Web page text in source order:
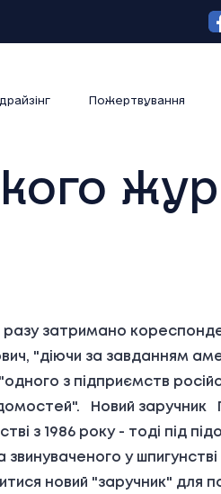
Пожертвування
разу затримано
"діючи за завданням
з підприємств
Новий
з 1986 року - тоді під
у
новий "заручник"